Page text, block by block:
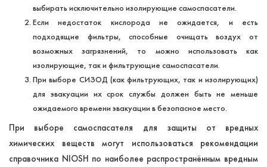
выбирать исключительно изолирующие самоспасатели.
Если недостаток кислорода не ожидается, и есть
подходящие фильтры, способные очищать воздух от
возможных загрязнений, то можно использовать как
изолирующие, так и фильтрующие самоспасатели.
При выборе СИЗОД (как фильтрующих, так и изолирующих)
для эвакуации их срок службы должен быть не меньше
ожидаемого времени эвакуации в безопасное место.
При выборе самоспасателя для защиты от вредных
химических веществ могут использоваться рекомендации
справочника NIOSH по наиболее распространённым вредным